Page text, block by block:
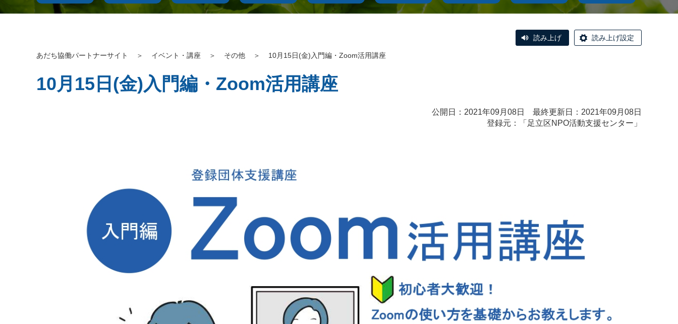
読み上げ 読み上げ設定
あだち協働パートナーサイト ＞ イベント・講座 ＞ その他 ＞ 10月15日(金)入門編・Zoom活用講座
10月15日(金)入門編・Zoom活用講座
公開日：2021年09月08日 最終更新日：2021年09月08日
登録元：「 足立区NPO活動支援センター 」